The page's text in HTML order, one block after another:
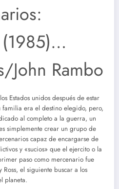
John Rambo
Estados unidos después de estar
era el destino elegido, pero,
al completo a la guerra, un
simplemente crear un grupo de
capaz de encargarse de
y «sucios» que el ejercito o la
paso como mercenario fue
el siguiente buscar a los
planeta.